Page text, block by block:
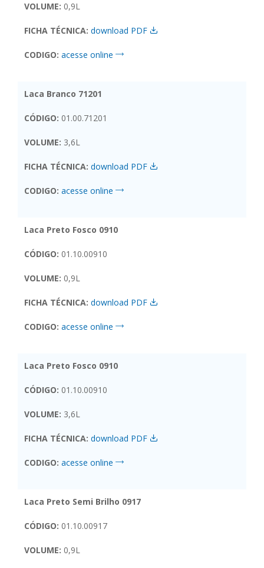
VOLUME: 0,9L
FICHA TÉCNICA: download PDF
CODIGO: acesse online
Laca Branco 71201
CÓDIGO: 01.00.71201
VOLUME: 3,6L
FICHA TÉCNICA: download PDF
CODIGO: acesse online
Laca Preto Fosco 0910
CÓDIGO: 01.10.00910
VOLUME: 0,9L
FICHA TÉCNICA: download PDF
CODIGO: acesse online
Laca Preto Fosco 0910
CÓDIGO: 01.10.00910
VOLUME: 3,6L
FICHA TÉCNICA: download PDF
CODIGO: acesse online
Laca Preto Semi Brilho 0917
CÓDIGO: 01.10.00917
VOLUME: 0,9L